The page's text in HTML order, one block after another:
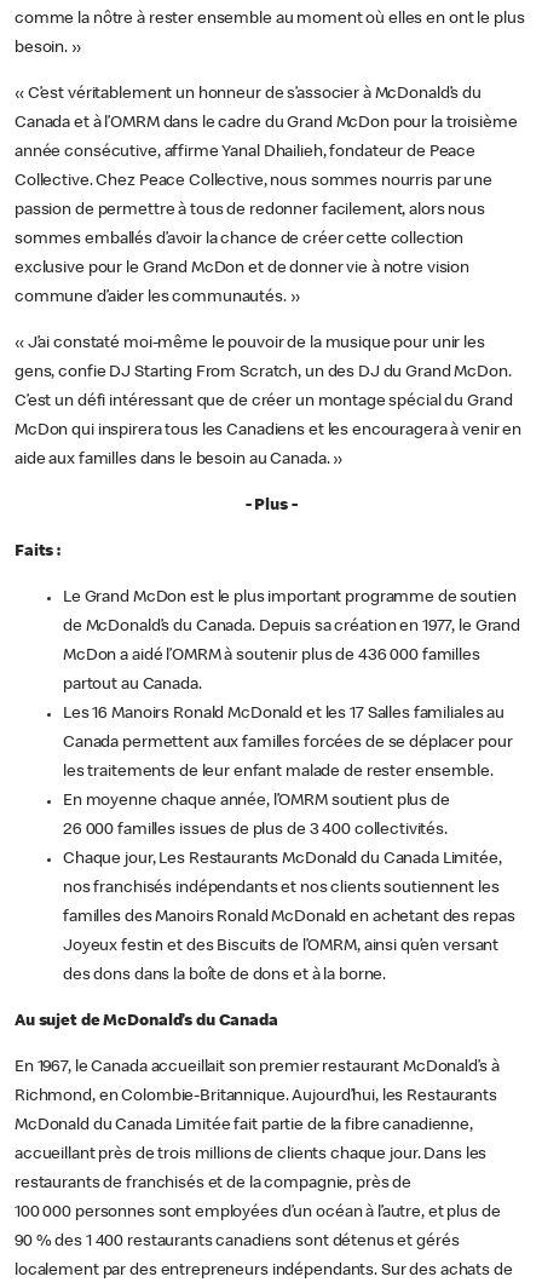
comme la nôtre à rester ensemble au moment où elles en ont le plus
besoin. »
« C’est véritablement un honneur de s’associer à McDonald’s du
Canada et à l’OMRM dans le cadre du Grand McDon pour la troisième
année consécutive, affirme Yanal Dhailieh, fondateur de Peace
Collective. Chez Peace Collective, nous sommes nourris par une
passion de permettre à tous de redonner facilement, alors nous
sommes emballés d’avoir la chance de créer cette collection
exclusive pour le Grand McDon et de donner vie à notre vision
commune d’aider les communautés. »
« J’ai constaté moi-même le pouvoir de la musique pour unir les
gens, confie DJ Starting From Scratch, un des DJ du Grand McDon.
C’est un défi intéressant que de créer un montage spécial du Grand
McDon qui inspirera tous les Canadiens et les encouragera à venir en
aide aux familles dans le besoin au Canada. »
- Plus -
Faits :
Le Grand McDon est le plus important programme de soutien
de McDonald’s du Canada. Depuis sa création en 1977, le Grand
McDon a aidé l’OMRM à soutenir plus de 436 000 familles
partout au Canada.
Les 16 Manoirs Ronald McDonald et les 17 Salles familiales au
Canada permettent aux familles forcées de se déplacer pour
les traitements de leur enfant malade de rester ensemble.
En moyenne chaque année, l’OMRM soutient plus de
26 000 familles issues de plus de 3 400 collectivités.
Chaque jour, Les Restaurants McDonald du Canada Limitée,
nos franchisés indépendants et nos clients soutiennent les
familles des Manoirs Ronald McDonald en achetant des repas
Joyeux festin et des Biscuits de l’OMRM, ainsi qu’en versant
des dons dans la boîte de dons et à la borne.
Au sujet de McDonald’s du Canada
En 1967, le Canada accueillait son premier restaurant McDonald’s à
Richmond, en Colombie-Britannique. Aujourd’hui, les Restaurants
McDonald du Canada Limitée fait partie de la fibre canadienne,
accueillant près de trois millions de clients chaque jour. Dans les
restaurants de franchisés et de la compagnie, près de
100 000 personnes sont employées d’un océan à l’autre, et plus de
90 % des 1 400 restaurants canadiens sont détenus et gérés
localement par des entrepreneurs indépendants. Sur des achats de